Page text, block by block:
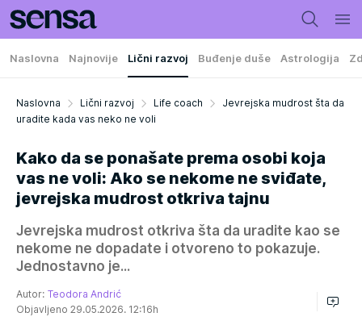
Naslovna Najnovije Lični razvoj Buđenje duše Astrologija
Naslovna Lični razvoj Life coach
Jevrejska mudrost šta da
uradite kada vas neko ne voli
Kako da se ponašate prema osobi koja
vas ne voli: Ako se nekome ne sviđate,
jevrejska mudrost otkriva tajnu
Jevrejska mudrost otkriva šta da uradite kao se
nekome ne dopadate i otvoreno to pokazuje.
Jednostavno je...
Autor: Teodora Andrić
Objavljeno 29.05.2026. 12:16h